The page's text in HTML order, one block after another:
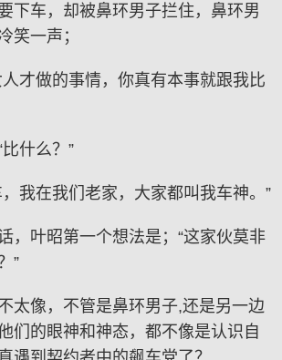
下车，却被鼻环男子拦住，鼻环男
笑一声；
人才做的事情，你真有本事就跟我比
什么？”
我在我们老家，大家都叫我车神。”
，叶昭第一个想法是；“这家伙莫非
”
太像，不管是鼻环男子,还是另一边
们的眼神和神态，都不像是认识自